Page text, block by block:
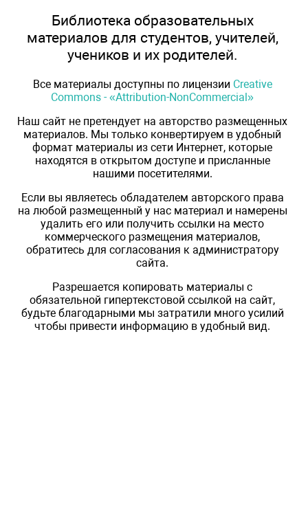
Библиотека образовательных
материалов для студентов, учителей,
учеников и их родителей.
Все материалы доступны по лицензии Creative
Commons - «Attribution-NonCommercial»
Наш сайт не претендует на авторство размещенных
материалов. Мы только конвертируем в удобный
формат материалы из сети Интернет, которые
находятся в открытом доступе и присланные
нашими посетителями.
Если вы являетесь обладателем авторского права
на любой размещенный у нас материал и намерены
удалить его или получить ссылки на место
коммерческого размещения материалов,
обратитесь для согласования к администратору
сайта.
Разрешается копировать материалы с
обязательной гипертекстовой ссылкой на сайт,
будьте благодарными мы затратили много усилий
чтобы привести информацию в удобный вид.